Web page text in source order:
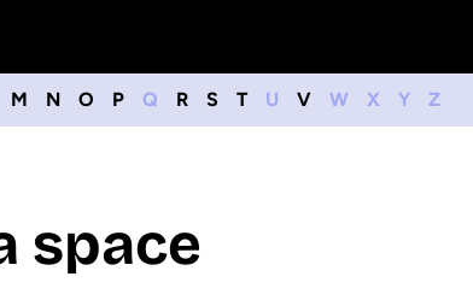
M N O P Q R S T U V W X Y Z
space